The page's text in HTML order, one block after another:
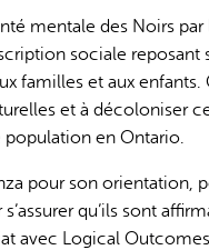
mentale des Noirs
sociale reposant
familles et aux enfants.
et à décoloniser
population en Ontario.
pour son
qu’ils sont
avec Logical